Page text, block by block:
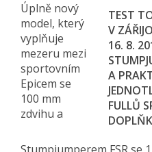
TEST
V
16. 8.
A
FULLŮ
Úplně nový
model, který
vyplňuje
mezeru mezi
sportovním
Epicem se
100 mm
zdvihu a